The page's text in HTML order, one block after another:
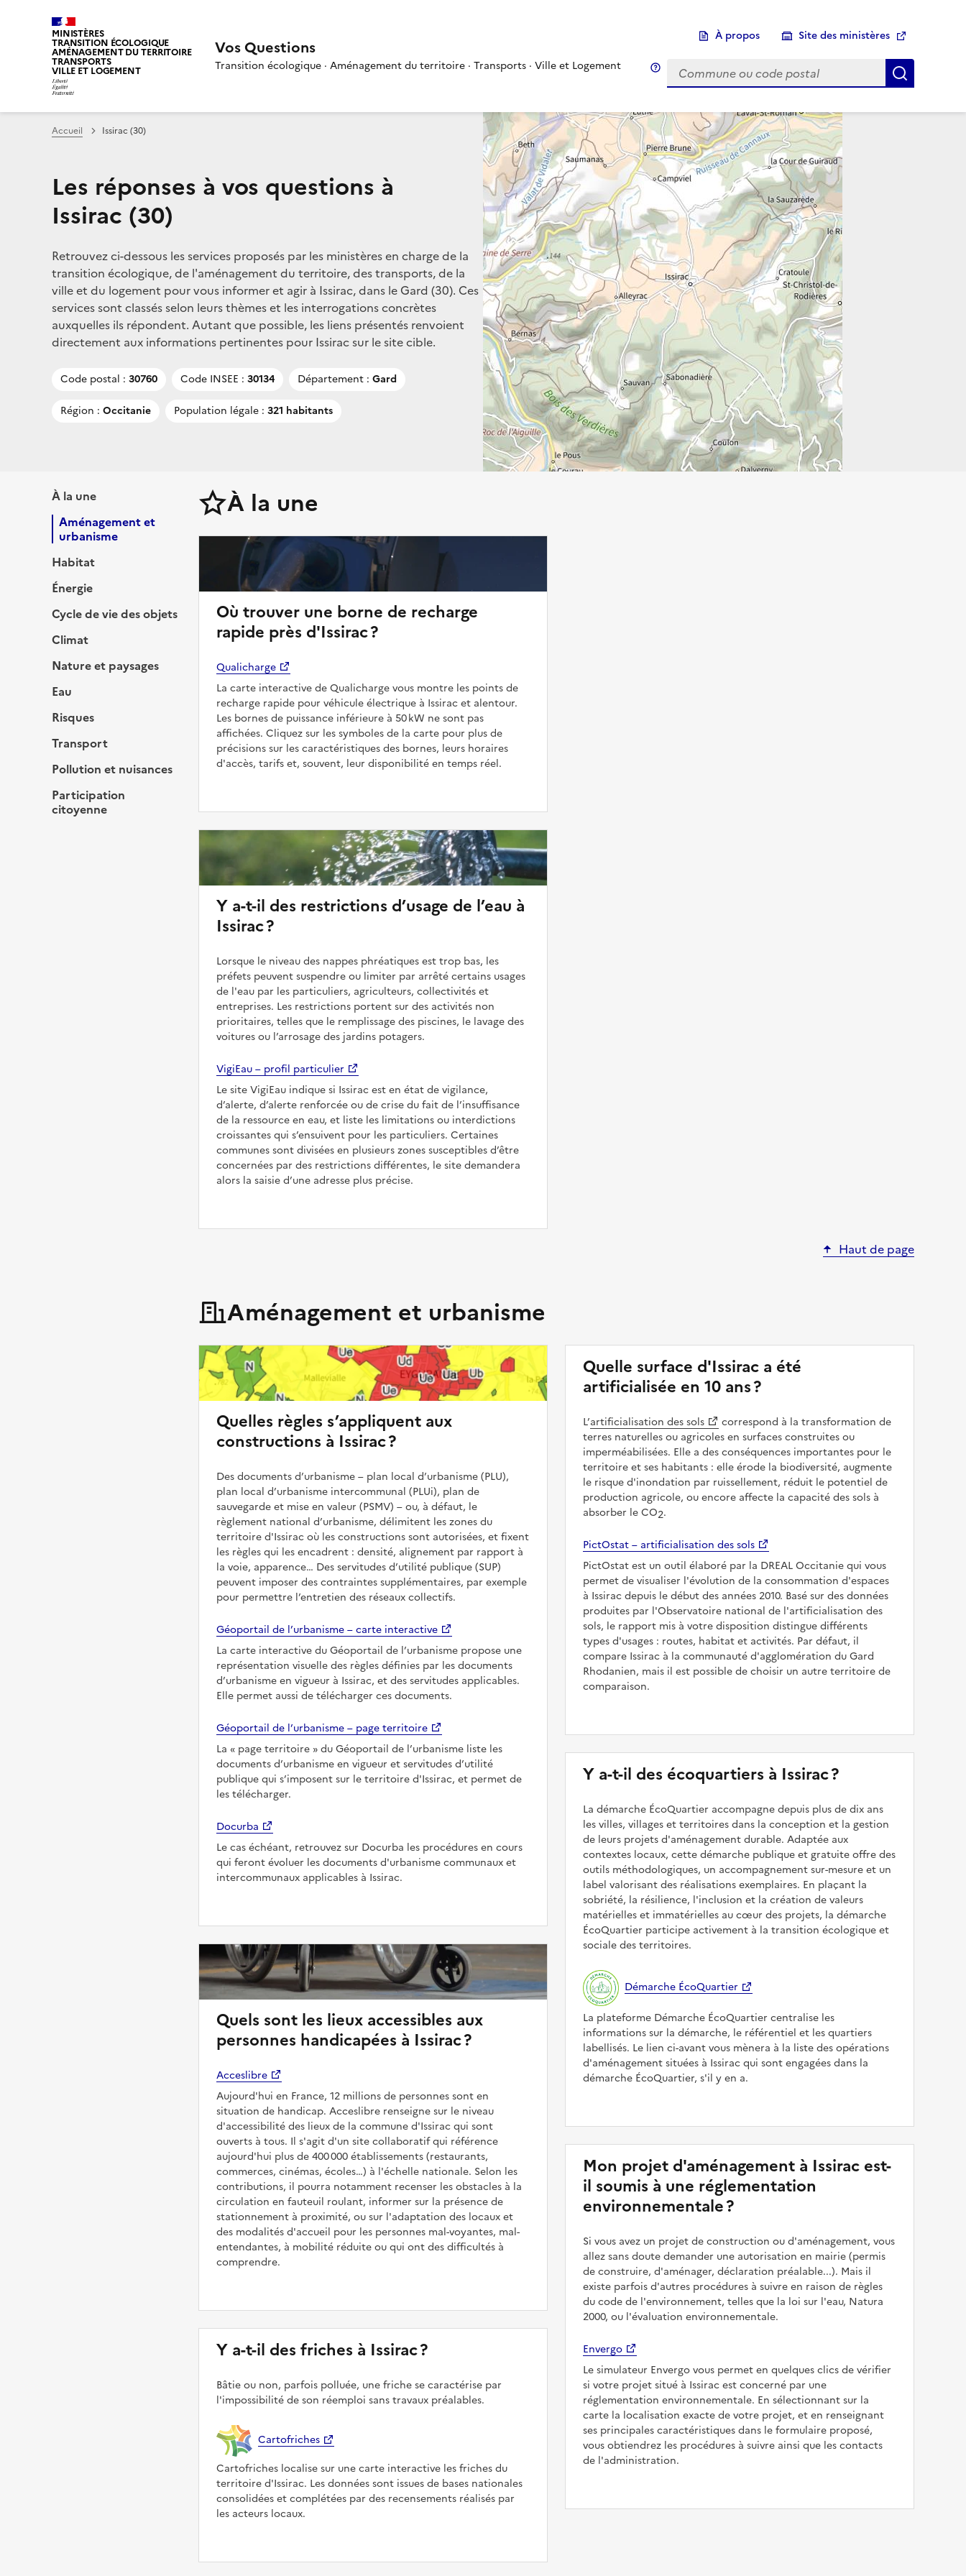
MINISTÈRES
TRANSITION ÉCOLOGIQUE
AMÉNAGEMENT DU TERRITOIRE
TRANSPORTS
VILLE ET LOGEMENT
Vos Questions
Transition écologique · Aménagement du territoire · Transports · Ville et Logement
À propos Site des ministères
Choix d'une commune
Infobulle
Accueil Issirac (30)
Les réponses à vos questions à
Issirac (30)
Retrouvez ci-dessous les services proposés par les ministères en charge de la
transition écologique, de l'aménagement du territoire, des transports, de la
ville et du logement pour vous informer et agir à Issirac, dans le Gard (30). Ces
services sont classés selon leurs thèmes et les interrogations concrètes
auxquelles ils répondent. Autant que possible, les liens présentés renvoient
directement aux informations pertinentes pour Issirac sur le site cible.
Code postal : 30760 Code INSEE : 30134 Département : Gard
Région : Occitanie Population légale : 321 habitants
À la une
Aménagement et
urbanisme
Habitat
Énergie
Cycle de vie des objets
Climat
Nature et paysages
Eau
Risques
Transport
Pollution et nuisances
Participation
citoyenne
À la une
Où trouver une borne de recharge
rapide près d'Issirac ?
Qualicharge
La carte interactive de Qualicharge vous montre les points de
recharge rapide pour véhicule électrique à Issirac et alentour.
Les bornes de puissance inférieure à 50 kW ne sont pas
affichées. Cliquez sur les symboles de la carte pour plus de
précisions sur les caractéristiques des bornes, leurs horaires
d'accès, tarifs et, souvent, leur disponibilité en temps réel.
Y a-t-il des restrictions d’usage de l’eau à
Issirac ?
Lorsque le niveau des nappes phréatiques est trop bas, les
préfets peuvent suspendre ou limiter par arrêté certains usages
de l'eau par les particuliers, agriculteurs, collectivités et
entreprises. Les restrictions portent sur des activités non
prioritaires, telles que le remplissage des piscines, le lavage des
voitures ou l’arrosage des jardins potagers.
VigiEau – profil particulier
Le site VigiEau indique si Issirac est en état de vigilance,
d’alerte, d’alerte renforcée ou de crise du fait de l’insuffisance
de la ressource en eau, et liste les limitations ou interdictions
croissantes qui s’ensuivent pour les particuliers. Certaines
communes sont divisées en plusieurs zones susceptibles d’être
concernées par des restrictions différentes, le site demandera
alors la saisie d’une adresse plus précise.
Haut de page
Aménagement et urbanisme
Quelles règles s’appliquent aux
constructions à Issirac ?
Des documents d’urbanisme – plan local d’urbanisme (PLU),
plan local d’urbanisme intercommunal (PLUi), plan de
sauvegarde et mise en valeur (PSMV) – ou, à défaut, le
règlement national d’urbanisme, délimitent les zones du
territoire d'Issirac où les constructions sont autorisées, et fixent
les règles qui les encadrent : densité, alignement par rapport à
la voie, apparence… Des servitudes d’utilité publique (SUP)
peuvent imposer des contraintes supplémentaires, par exemple
pour permettre l’entretien des réseaux collectifs.
Géoportail de l’urbanisme – carte interactive
La carte interactive du Géoportail de l’urbanisme propose une
représentation visuelle des règles définies par les documents
d’urbanisme en vigueur à Issirac, et des servitudes applicables.
Elle permet aussi de télécharger ces documents.
Géoportail de l’urbanisme – page territoire
La
page territoire
du Géoportail de l’urbanisme liste les
documents d’urbanisme en vigueur et servitudes d’utilité
publique qui s’imposent sur le territoire d'Issirac, et permet de
les télécharger.
Docurba
Le cas échéant, retrouvez sur Docurba les procédures en cours
qui feront évoluer les documents d'urbanisme communaux et
intercommunaux applicables à Issirac.
Quels sont les lieux accessibles aux
personnes handicapées à Issirac ?
Acceslibre
Aujourd'hui en France, 12 millions de personnes sont en
situation de handicap. Acceslibre renseigne sur le niveau
d'accessibilité des lieux de la commune d'Issirac qui sont
ouverts à tous. Il s'agit d'un site collaboratif qui référence
aujourd'hui plus de 400 000 établissements (restaurants,
commerces, cinémas, écoles…) à l'échelle nationale. Selon les
contributions, il pourra notamment recenser les obstacles à la
circulation en fauteuil roulant, informer sur la présence de
stationnement à proximité, ou sur l'adaptation des locaux et
des modalités d'accueil pour les personnes mal-voyantes, mal-
entendantes, à mobilité réduite ou qui ont des difficultés à
comprendre.
Y a-t-il des friches à Issirac ?
Bâtie ou non, parfois polluée, une friche se caractérise par
l'impossibilité de son réemploi sans travaux préalables.
Cartofriches
Cartofriches localise sur une carte interactive les friches du
territoire d'Issirac. Les données sont issues de bases nationales
consolidées et complétées par des recensements réalisés par
les acteurs locaux.
Quelle surface d'Issirac a été
artificialisée en 10 ans ?
L’artificialisation des sols
correspond à la transformation de
terres naturelles ou agricoles en surfaces construites ou
imperméabilisées. Elle a des conséquences importantes pour le
territoire et ses habitants : elle érode la biodiversité, augmente
le risque d'inondation par ruissellement, réduit le potentiel de
production agricole, ou encore affecte la capacité des sols à
absorber le CO2.
PictOstat – artificialisation des sols
PictOstat est un outil élaboré par la DREAL Occitanie qui vous
permet de visualiser l'évolution de la consommation d'espaces
à Issirac depuis le début des années 2010. Basé sur des données
produites par l'Observatoire national de l'artificialisation des
sols, le rapport mis à votre disposition distingue différents
types d'usages : routes, habitat et activités. Par défaut, il
compare Issirac à la communauté d'agglomération du Gard
Rhodanien, mais il est possible de choisir un autre territoire de
comparaison.
Y a-t-il des écoquartiers à Issirac ?
La démarche ÉcoQuartier accompagne depuis plus de dix ans
les villes, villages et territoires dans la conception et la gestion
de leurs projets d'aménagement durable. Adaptée aux
contextes locaux, cette démarche publique et gratuite offre des
outils méthodologiques, un accompagnement sur-mesure et un
label valorisant des réalisations exemplaires. En plaçant la
sobriété, la résilience, l'inclusion et la création de valeurs
matérielles et immatérielles au cœur des projets, la démarche
ÉcoQuartier participe activement à la transition écologique et
sociale des territoires.
Démarche ÉcoQuartier
La plateforme Démarche ÉcoQuartier centralise les
informations sur la démarche, le référentiel et les quartiers
labellisés. Le lien ci-avant vous mènera à la liste des opérations
d'aménagement situées à Issirac qui sont engagées dans la
démarche ÉcoQuartier, s'il y en a.
Mon projet d'aménagement à Issirac est-
il soumis à une réglementation
environnementale ?
Si vous avez un projet de construction ou d'aménagement, vous
allez sans doute demander une autorisation en mairie (permis
de construire, d'aménager, déclaration préalable...). Mais il
existe parfois d'autres procédures à suivre en raison de règles
du code de l'environnement, telles que la loi sur l'eau, Natura
2000, ou l'évaluation environnementale.
Envergo
Le simulateur Envergo vous permet en quelques clics de vérifier
si votre projet situé à Issirac est concerné par une
réglementation environnementale. En sélectionnant sur la
carte la localisation exacte de votre projet, et en renseignant
ses principales caractéristiques dans le formulaire proposé,
vous obtiendrez les procédures à suivre ainsi que les contacts
de l'administration.